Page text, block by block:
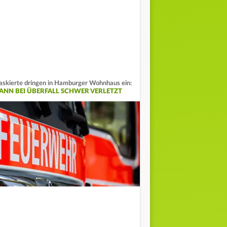
dringen in Hamburger Wohnhaus ein:
BEI ÜBERFALL SCHWER VERLETZT